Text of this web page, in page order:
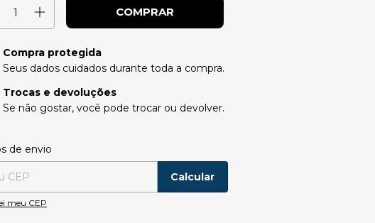
Compra protegida
Seus dados cuidados durante toda a compra.
Trocas e devoluções
Se não gostar, você pode trocar ou devolver.
para o CEP:
de envio
Calcular
meu CEP